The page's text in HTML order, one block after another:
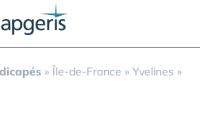
» Île-de-France » Yvelines »